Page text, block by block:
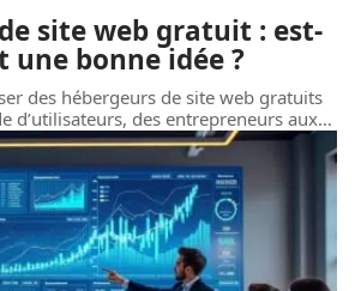
site web gratuit : est-
une bonne idée ?
des hébergeurs de site web gratuits
d’utilisateurs, des entrepreneurs aux…